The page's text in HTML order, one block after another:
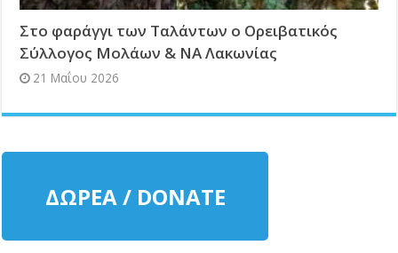
Στο φαράγγι των Ταλάντων ο Ορειβατικός
Σύλλογος Mολάων & ΝΑ Λακωνίας
21 Μαΐου 2026
ΔΩΡΕΑ / DONATE